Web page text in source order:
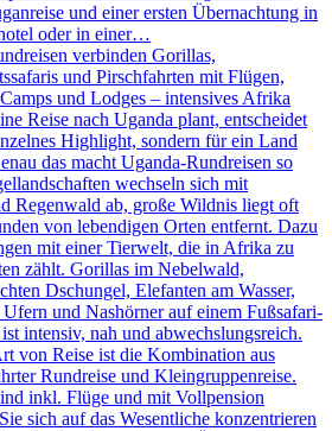
und einer ersten Übernachtung in
oder in einer…
verbinden Gorillas,
und Pirschfahrten mit Flügen,
und Lodges – intensives Afrika
Reise nach Uganda plant, entscheidet
Highlight, sondern für ein Land
das macht Uganda-Rundreisen so
wechseln sich mit
Regenwald ab, große Wildnis liegt oft
von lebendigen Orten entfernt. Dazu
mit einer Tierwelt, die in Afrika zu
zählt. Gorillas im Nebelwald,
Dschungel, Elefanten am Wasser,
und Nashörner auf einem Fußsafari-
intensiv, nah und abwechslungsreich.
von Reise ist die Kombination aus
Rundreise und Kleingruppenreise.
inkl. Flüge und mit Vollpension
sich auf das Wesentliche konzentrieren